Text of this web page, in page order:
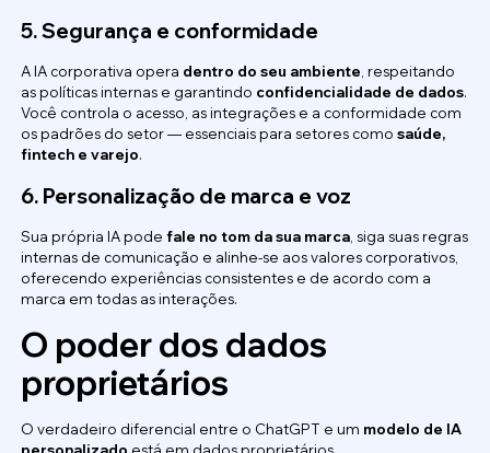
5. Segurança e conformidade
A IA corporativa opera dentro do seu ambiente , respeitando
as políticas internas e garantindo confidencialidade de dados.
Você controla o acesso, as integrações e a conformidade com
os padrões do setor — essenciais para setores como saúde,
fintech e varejo.
6. Personalização de marca e voz
Sua própria IA pode fale no tom da sua marca, siga suas regras
internas de comunicação e alinhe-se aos valores corporativos,
oferecendo experiências consistentes e de acordo com a
marca em todas as interações.
O poder dos dados
proprietários
O verdadeiro diferencial entre o ChatGPT e um modelo de IA
personalizado está em dados proprietários.